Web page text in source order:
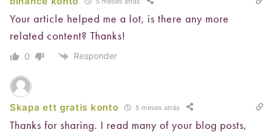
Your article helped me a lot, is there any more
related content? Thanks!
0 Responder
Skapa ett gratis konto 5 meses atrás
Thanks for sharing. I read many of your blog posts,